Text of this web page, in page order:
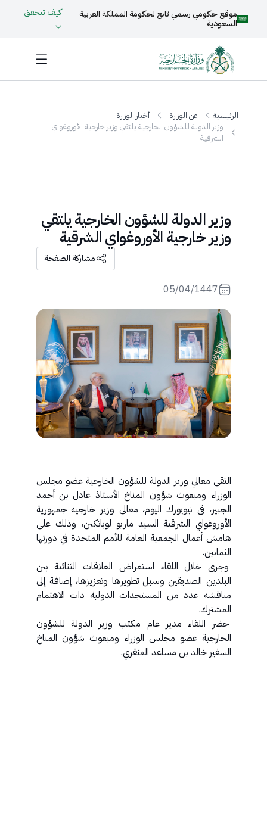
موقع حكومي رسمي تابع لحكومة المملكة العربية
السعودية
كيف تتحقق
الرئيسية عن الوزارة
أخبار الوزارة
وزير الدولة للشؤون الخارجية يلتقي وزير خارجية الأوروغواي
الشرقية
وزير الدولة للشؤون الخارجية يلتقي
وزير خارجية الأوروغواي الشرقية
مشاركة الصفحة
05/04/1447
التقى معالي وزير الدولة للشؤون الخارجية عضو مجلس
الوزراء ومبعوث شؤون المناخ الأستاذ عادل بن أحمد
الجبير، في نيويورك اليوم، معالي وزير خارجية جمهورية
الأوروغواي الشرقية السيد ماريو لوباتكين، وذلك على
هامش أعمال الجمعية العامة للأمم المتحدة في دورتها
الثمانين.
وجرى خلال اللقاء استعراض العلاقات الثنائية بين
البلدين الصديقين وسبل تطويرها وتعزيزها، إضافة إلى
مناقشة عدد من المستجدات الدولية ذات الاهتمام
المشترك.
حضر اللقاء مدير عام مكتب وزير الدولة للشؤون
الخارجية عضو مجلس الوزراء ومبعوث شؤون المناخ
السفير خالد بن مساعد العنقري.